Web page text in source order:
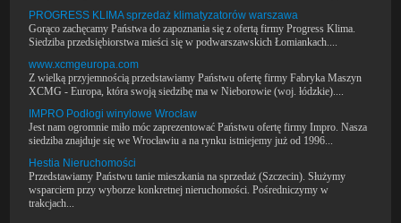
PROGRESS KLIMA sprzedaż klimatyzatorów warszawa
Gorąco zachęcamy Państwa do zapoznania się z ofertą firmy Progress Klima.
Siedziba przedsiębiorstwa mieści się w podwarszawskich Łomiankach....
www.xcmgeuropa.com
Z wielką przyjemnością przedstawiamy Państwu ofertę firmy Fabryka Maszyn
XCMG - Europa, która swoją siedzibę ma w Nieborowie (woj. łódzkie)....
IMPRO Podłogi winylowe Wrocław
Jest nam ogromnie miło móc zaprezentować Państwu ofertę firmy Impro. Nasza
siedziba znajduje się we Wrocławiu a na rynku istniejemy już od 1996...
Hestia Nieruchomości
Przedstawiamy Państwu tanie mieszkania na sprzedaż (Szczecin). Służymy
wsparciem przy wyborze konkretnej nieruchomości. Pośredniczymy w
trakcjach...